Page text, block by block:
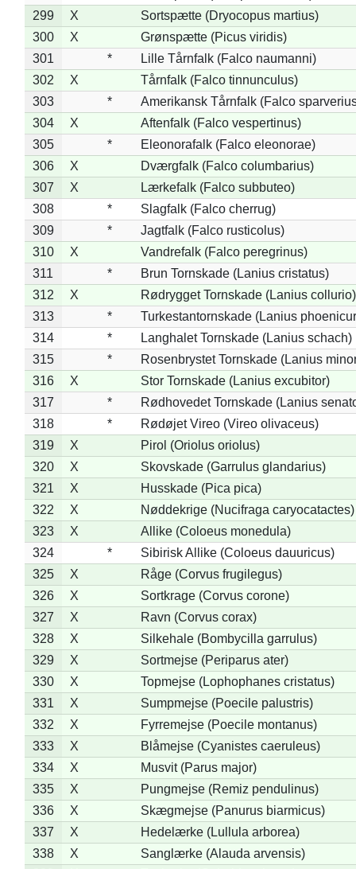
299
X
Sortspætte (Dryocopus martius)
300
X
Grønspætte (Picus viridis)
301
*
Lille Tårnfalk (Falco naumanni)
302
X
Tårnfalk (Falco tinnunculus)
303
*
Amerikansk Tårnfalk (Falco
304
X
Aftenfalk (Falco vespertinus)
305
*
Eleonorafalk (Falco eleonorae)
306
X
Dværgfalk (Falco columbarius)
307
X
Lærkefalk (Falco subbuteo)
308
*
Slagfalk (Falco cherrug)
309
*
Jagtfalk (Falco rusticolus)
310
X
Vandrefalk (Falco peregrinus)
311
*
Brun Tornskade (Lanius cristatus)
312
X
Rødrygget Tornskade (Lanius collurio)
313
*
Turkestantornskade (Lanius
314
*
Langhalet Tornskade (Lanius schach)
315
*
Rosenbrystet Tornskade (Lanius
316
X
Stor Tornskade (Lanius excubitor)
317
*
Rødhovedet Tornskade (Lanius
318
*
Rødøjet Vireo (Vireo olivaceus)
319
X
Pirol (Oriolus oriolus)
320
X
Skovskade (Garrulus glandarius)
321
X
Husskade (Pica pica)
322
X
Nøddekrige (Nucifraga caryocatactes)
323
X
Allike (Coloeus monedula)
324
*
Sibirisk Allike (Coloeus dauuricus)
325
X
Råge (Corvus frugilegus)
326
X
Sortkrage (Corvus corone)
327
X
Ravn (Corvus corax)
328
X
Silkehale (Bombycilla garrulus)
329
X
Sortmejse (Periparus ater)
330
X
Topmejse (Lophophanes cristatus)
331
X
Sumpmejse (Poecile palustris)
332
X
Fyrremejse (Poecile montanus)
333
X
Blåmejse (Cyanistes caeruleus)
334
X
Musvit (Parus major)
335
X
Pungmejse (Remiz pendulinus)
336
X
Skægmejse (Panurus biarmicus)
337
X
Hedelærke (Lullula arborea)
338
X
Sanglærke (Alauda arvensis)